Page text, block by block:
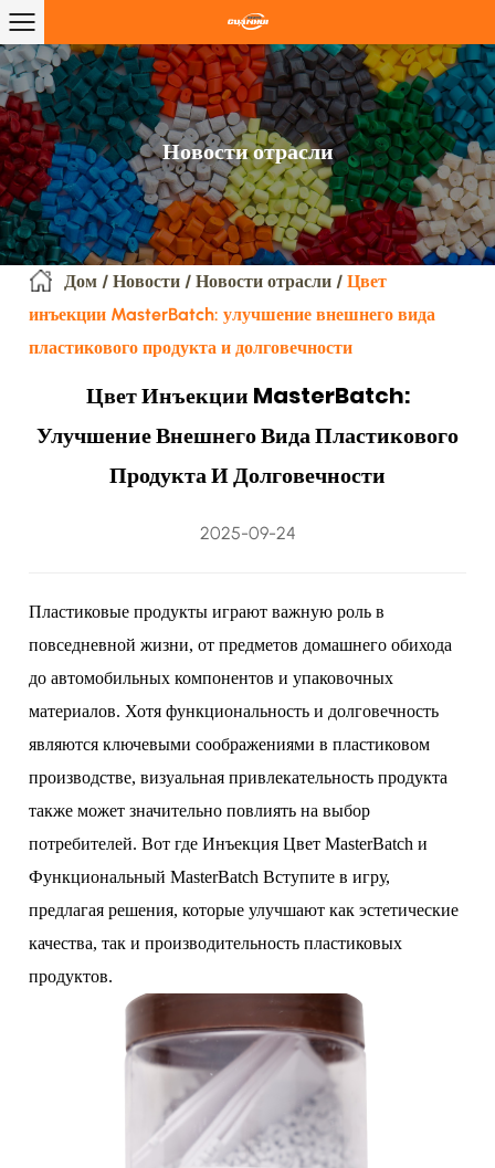
Новости отрасли
Дом /Новости /Новости отрасли /Цвет
инъекции MasterBatch: улучшение внешнего вида
пластикового продукта и долговечности
Цвет Инъекции MasterBatch:
Улучшение Внешнего Вида Пластикового
Продукта И Долговечности
2025-09-24
Пластиковые продукты играют важную роль в
повседневной жизни, от предметов домашнего обихода
до автомобильных компонентов и упаковочных
материалов. Хотя функциональность и долговечность
являются ключевыми соображениями в пластиковом
производстве, визуальная привлекательность продукта
также может значительно повлиять на выбор
потребителей. Вот гдеИнъекция Цвет MasterBatchи
Функциональный MasterBatchВступите в игру,
предлагая решения, которые улучшают как эстетические
качества, так и производительность пластиковых
продуктов.